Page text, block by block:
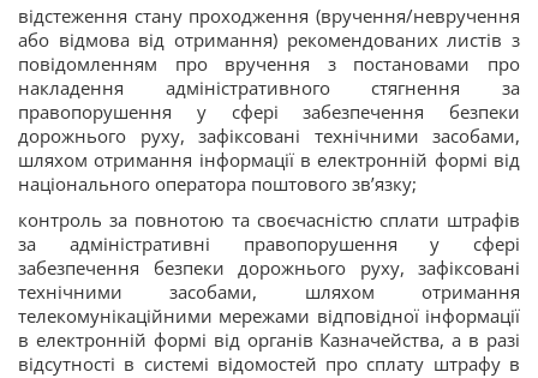
відстеження стану проходження (вручення/невручення
або відмова від отримання) рекомендованих листів з
повідомленням про вручення з постановами про
накладення адміністративного стягнення за
правопорушення у сфері забезпечення безпеки
дорожнього руху, зафіксовані технічними засобами,
шляхом отримання інформації в електронній формі від
національного оператора поштового зв’язку;
контроль за повнотою та своєчасністю сплати штрафів
за адміністративні правопорушення у сфері
забезпечення безпеки дорожнього руху, зафіксовані
технічними засобами, шляхом отримання
телекомунікаційними мережами відповідної інформації
в електронній формі від органів Казначейства, а в разі
відсутності в системі відомостей про сплату штрафу в